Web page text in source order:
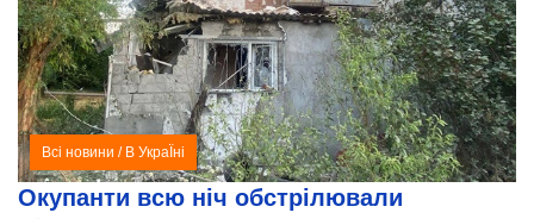
Всі новини / В УкраЇні
Окупанти всю ніч обстрілювали